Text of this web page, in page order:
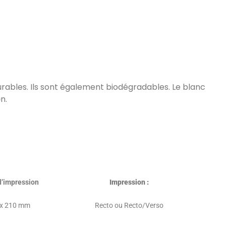
Ils sont également biodégradables. Le blanc
210 mm
Impression :
Recto ou Recto/Verso